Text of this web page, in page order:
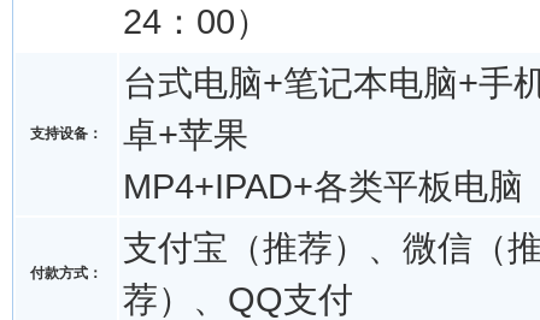
24：00）
支持设备：
台式电脑+笔记本电脑+手
卓+苹果
MP4+IPAD+各类平板电脑
付款方式：
支付宝（推荐）、微信（
荐）、QQ支付